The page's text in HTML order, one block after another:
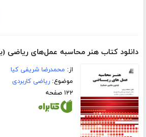
دانلود کتاب هنر محاسبه عمل‌های
از: محمدرضا شریفی کیا
موضوع:ریاضی کاربردی
۱۲۲ صفحه